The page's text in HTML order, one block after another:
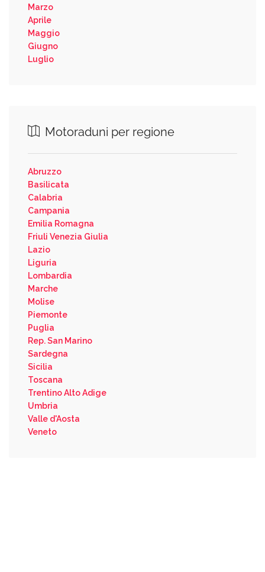
Marzo
Aprile
Maggio
Giugno
Luglio
Motoraduni per regione
Abruzzo
Basilicata
Calabria
Campania
Emilia Romagna
Friuli Venezia Giulia
Lazio
Liguria
Lombardia
Marche
Molise
Piemonte
Puglia
Rep. San Marino
Sardegna
Sicilia
Toscana
Trentino Alto Adige
Umbria
Valle d'Aosta
Veneto